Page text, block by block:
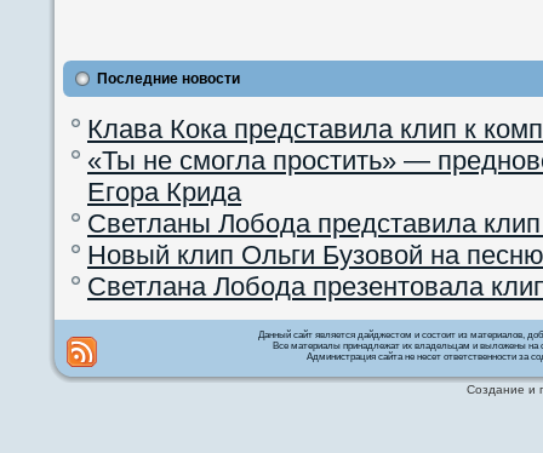
Последние новости
Клава Кока представила клип к
«Ты не смогла простить» —
Егора Крида
Светланы Лобода представила
Новый клип Ольги Бузовой на
Светлана Лобода презентовала
Данный сайт является дайджестом и состоит из материалов,
Все материалы принадлежат их владельцам и выложены на
Администрация сайта не несет ответственности за
Создание и